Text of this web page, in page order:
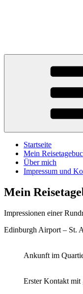
Startseite
Mein
Über mich
Impressum und
Mein
Impressionen einer
Edinburgh Airport – St.
Ankunft im
Erster Kontakt mit